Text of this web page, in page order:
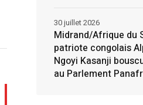
Midrand/Afrique du
patriote congolais
Ngoyi Kasanji
au Parlement
30 juillet 2026